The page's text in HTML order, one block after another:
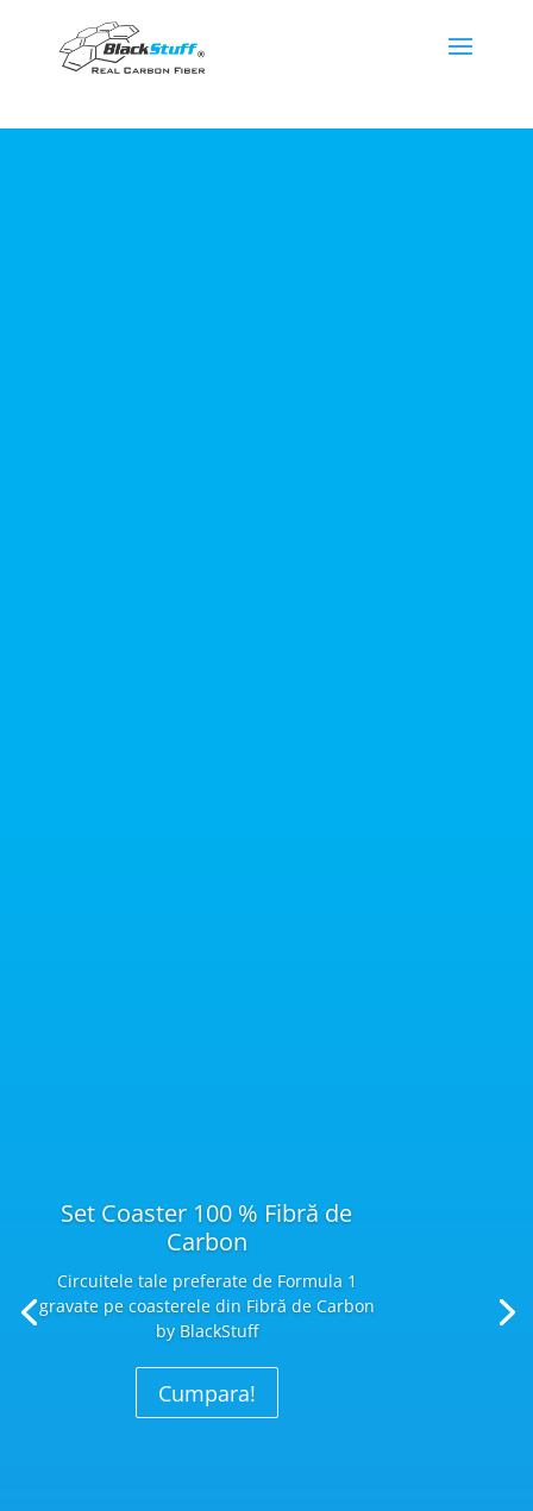
Set Coaster 100 % Fibră de
Carbon
Circuitele tale preferate de Formula 1
gravate pe coasterele din Fibră de Carbon
by BlackStuff
Cumpara!